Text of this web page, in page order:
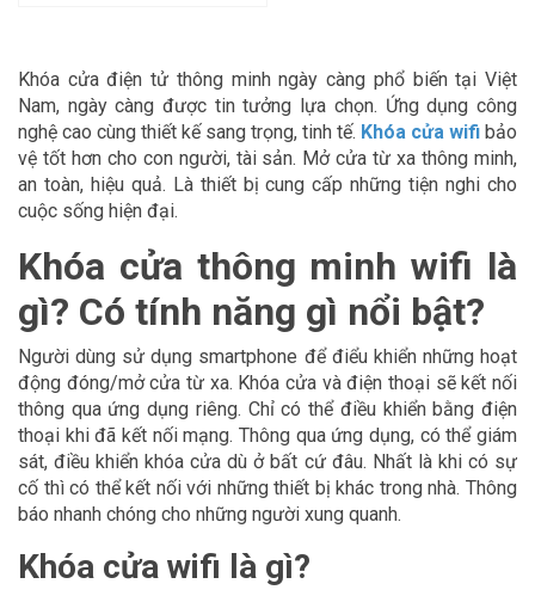
Khóa cửa điện tử thông minh ngày càng phổ biến tại Việt
Nam, ngày càng được tin tưởng lựa chọn. Ứng dụng công
nghệ cao cùng thiết kế sang trọng, tinh tế. Khóa cửa wifi bảo
vệ tốt hơn cho con người, tài sản. Mở cửa từ xa thông minh,
an toàn, hiệu quả. Là thiết bị cung cấp những tiện nghi cho
cuộc sống hiện đại.
Khóa cửa thông minh wifi là
gì? Có tính năng gì nổi bật?
Người dùng sử dụng smartphone để điểu khiển những hoạt
động đóng/mở cửa từ xa. Khóa cửa và điện thoại sẽ kết nối
thông qua ứng dụng riêng. Chỉ có thể điều khiển bằng điện
thoại khi đã kết nối mạng. Thông qua ứng dụng, có thể giám
sát, điều khiển khóa cửa dù ở bất cứ đâu. Nhất là khi có sự
cố thì có thể kết nối với những thiết bị khác trong nhà. Thông
báo nhanh chóng cho những người xung quanh.
Khóa cửa wifi là gì?